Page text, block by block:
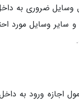
وسایل ضروری به
سایر وسایل مورد
اجازه ورود به